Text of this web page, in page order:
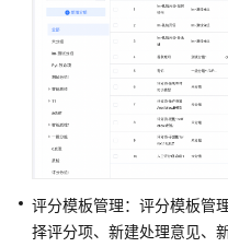
评分模板管理：评分模板管
择评分项、新建处理意见、